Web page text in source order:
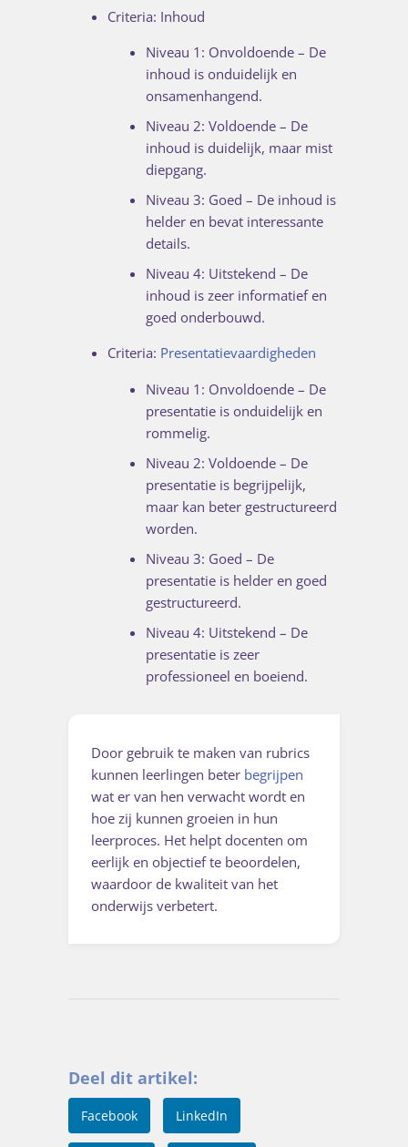
Criteria: Inhoud
Niveau 1: Onvoldoende – De
inhoud is onduidelijk en
onsamenhangend.
Niveau 2: Voldoende – De
inhoud is duidelijk, maar mist
diepgang.
Niveau 3: Goed – De inhoud is
helder en bevat interessante
details.
Niveau 4: Uitstekend – De
inhoud is zeer informatief en
goed onderbouwd.
Criteria: Presentatievaardigheden
Niveau 1: Onvoldoende – De
presentatie is onduidelijk en
rommelig.
Niveau 2: Voldoende – De
presentatie is begrijpelijk,
maar kan beter gestructureerd
worden.
Niveau 3: Goed – De
presentatie is helder en goed
gestructureerd.
Niveau 4: Uitstekend – De
presentatie is zeer
professioneel en boeiend.
Door gebruik te maken van rubrics
kunnen leerlingen beter begrijpen
wat er van hen verwacht wordt en
hoe zij kunnen groeien in hun
leerproces. Het helpt docenten om
eerlijk en objectief te beoordelen,
waardoor de kwaliteit van het
onderwijs verbetert.
Deel dit artikel:
Facebook LinkedIn